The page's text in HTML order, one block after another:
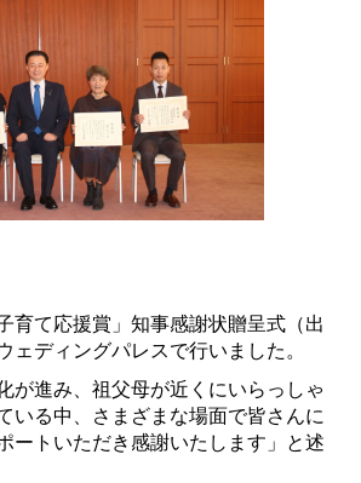
育て応援賞」知事感謝状贈呈式（出
ェディングパレスで行いました。
が進み、祖父母が近くにいらっしゃ
いる中、さまざまな場面で皆さんに
ートいただき感謝いたします」と述